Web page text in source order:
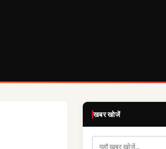
खबर खोजें